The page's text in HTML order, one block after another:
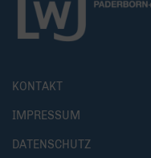
KONTAKT
IMPRESSUM
DATENSCHUTZ